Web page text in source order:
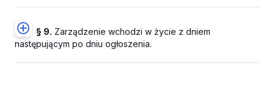
§ 9. Zarządzenie wchodzi w życie z dniem
następującym po dniu ogłoszenia.